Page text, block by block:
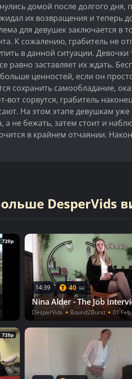
домой после долгого дня,
их возвращения и теперь
для девушек заключается в
К сожалению, грабитель не
в данной ситуации. Девочки
равно заставляет их ждать.
ценностей, если он
сохранить самообладание,
вот сорвутся, грабитель
На этом этапе девушкам
а не бежать, затем стоит и
в крайнем отчаянии.
DesperVids
720p
14:39 40 50
Nina Alder - The Job
DesperVids Bound2Burst 01
720p